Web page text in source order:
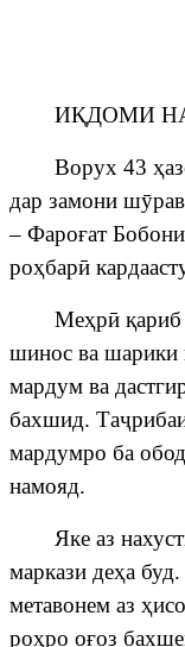
ИҚДОМИ
Ворух 43 ҳ
дар замони шӯрав
– Фароғат
роҳбарӣ
Меҳрӣ қ
шинос ва
мардум ва
бахшид. Таҷ
мардумро ба
намояд.
Яке аз
маркази деҳа
метавонем аз ҳ
роҳро оғоз